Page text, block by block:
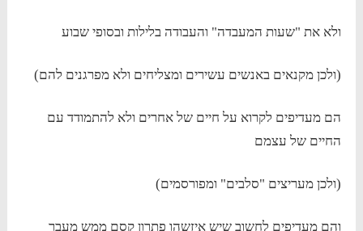
ולא את "שעות המעבדה" והעבודה בלילות ובסופי שבוע
(ולכן מקנאים באנשים עשירים ומצליחים ולא מפרגנים להם)
הם מעדיפים לקרוא על חיים של אחרים ולא להתמודד עם
החיים של עצמם
(ולכן מעריצים "סלבים" ומפורסמים)
והם מעדיפים לחשוב שיש איזשהו פתרון קסם ממש מעבר